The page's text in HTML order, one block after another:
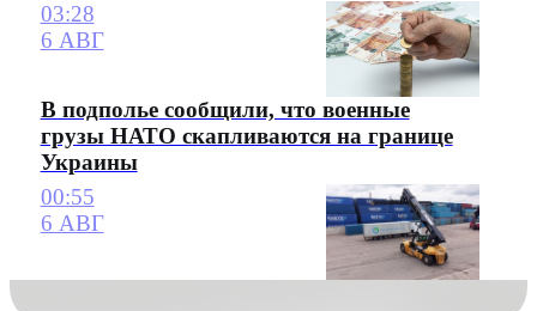
03:28
6 АВГ
В подполье сообщили, что военные
грузы НАТО скапливаются на границе
Украины
00:55
6 АВГ